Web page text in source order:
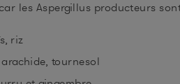
les Aspergillus producteurs
riz
tournesol